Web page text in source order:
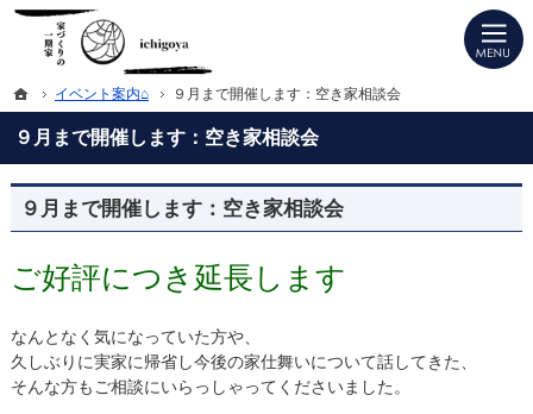
９月まで開催します：空き家相談会
プロの目線からご提案。埼玉県越谷市の注文住宅・新築戸建てを手がける工務店
越谷市の注文住宅・建替え・リフォームは一期家 ichigoya（いちごや)へ
９月まで開催します：空き家相談会
ご好評につき延長します
なんとなく気になっていた方や、
久しぶりに実家に帰省し今後の家仕舞いについて話してきた、
そんな方もご相談にいらっしゃってくださいました。
ホーム
イベント案内⌂ ９月まで開催します：空き家相談会